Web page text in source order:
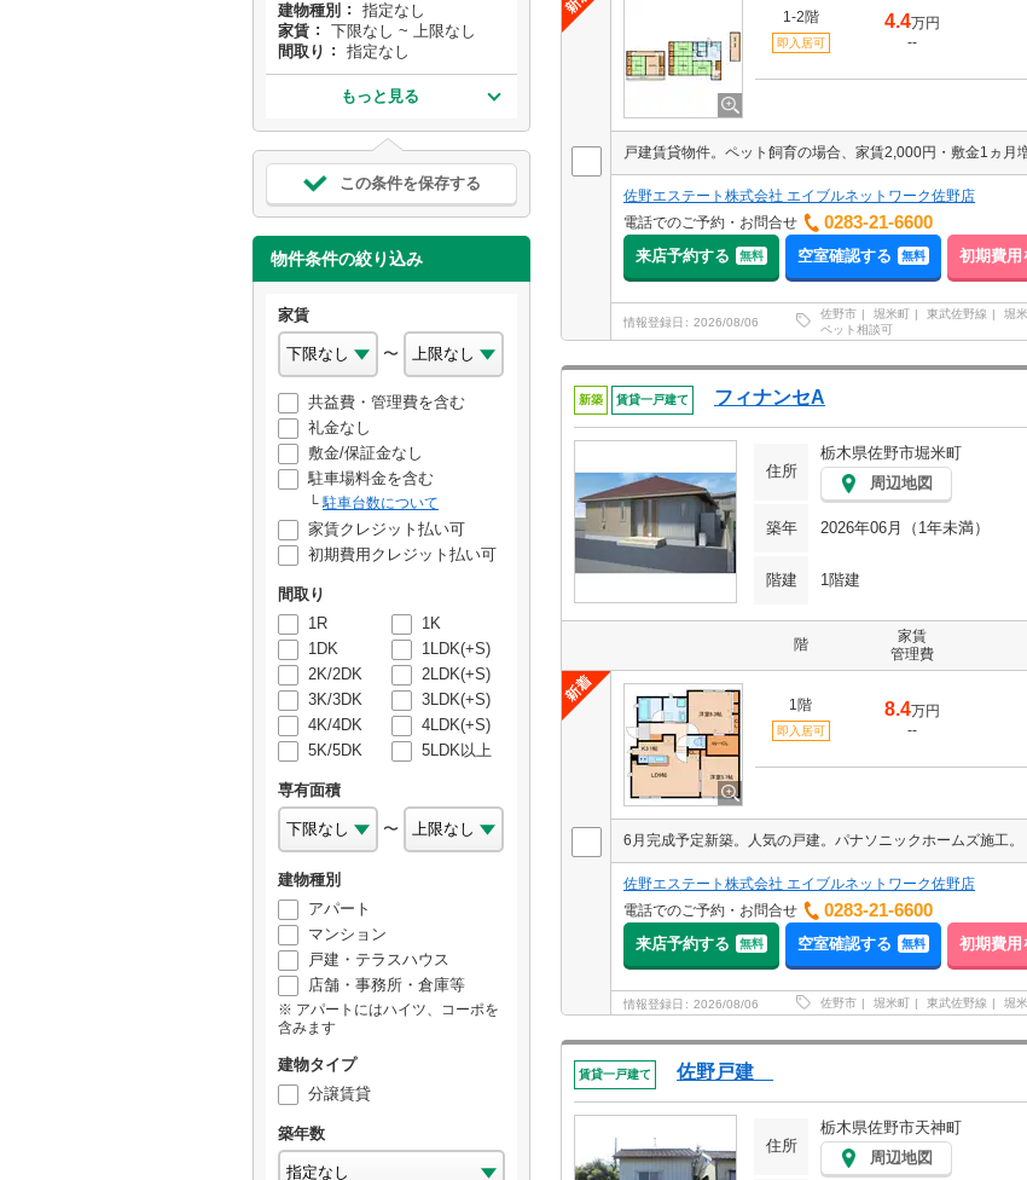
建物種別
指定なし
家賃
下限なし ~ 上限なし
間取り
指定なし
もっと見る
この条件を保存する
物件条件の絞り込み
家賃
〜
共益費・管理費を含む
礼金なし
敷金/保証金なし
駐車場料金を含む
駐車台数について
家賃クレジット払い可
初期費用クレジット払い可
間取り
1R
1K
1DK
1LDK(+S)
2K/2DK
2LDK(+S)
3K/3DK
3LDK(+S)
4K/4DK
4LDK(+S)
5K/5DK
5LDK以上
専有面積
〜
建物種別
アパート
マンション
戸建・テラスハウス
店舗・事務所・倉庫等
アパートにはハイツ、コーポを
含みます
建物タイプ
分譲賃貸
築年数
1-2階
即入居可
4.4万円
--
戸建賃貸物件。ペット飼育の場合、家賃2,000円・敷金1ヵ月増
佐野エステート株式会社 エイブルネットワーク佐野店
電話でのご予約・お問合せ
0283-21-6600
来店予約する 無料 空室確認する 無料 初期費用
情報登録日 2026/08/06
佐野市 堀米町 東武佐野線 堀
ペット相談可
新築 賃貸一戸建て フィナンセA
住所
栃木県佐野市堀米町
周辺地図
築年
2026年06月（1年未満）
階建 1階建
階
家賃
管理費
1階
即入居可
8.4万円
--
6月完成予定新築。人気の戸建。パナソニックホームズ施工。
佐野エステート株式会社 エイブルネットワーク佐野店
電話でのご予約・お問合せ
0283-21-6600
来店予約する 無料 空室確認する 無料 初期費用
情報登録日 2026/08/06 佐野市 堀米町 東武佐野線 堀
賃貸一戸建て 佐野戸建
住所
栃木県佐野市天神町
周辺地図